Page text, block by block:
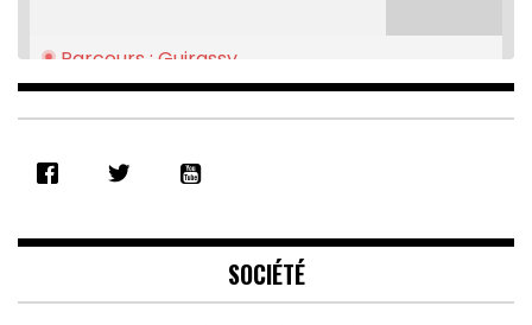
RSS FEED
EMBED
Parcours : Guirassy
Feb 16, 2021 • 28:08
SOCIÉTÉ